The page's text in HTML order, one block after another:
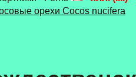
орехи Cocos nucifera